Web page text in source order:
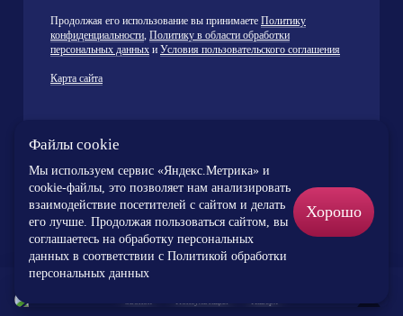
Продолжая его использование вы принимаете Политику
конфиденциальности, Политику в области обработки
персональных данных и Условия пользовательского соглашения
Карта сайта
ИМЕЮТСЯ ПРОТИВОПОКАЗАНИЯ
НЕОБХОДИМА КОНСУЛЬТАЦИЯ
СПЕЦИАЛИСТА
×
Файлы cookie
Мы используем сервис «Яндекс.Метрика» и
cookie-файлы, это позволяет нам анализировать
взаимодействие посетителей с сайтом и делать
его лучше. Продолжая пользоваться сайтом, вы
соглашаетесь на обработку персональных
данных в соответствии c Политикой обработки
персональных данных
Хорошо